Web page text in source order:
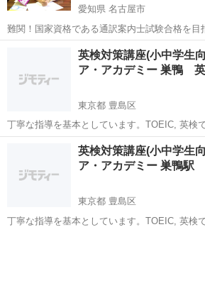
愛知県 名古屋市
難関！国家資格である通訳案内士試験合格を目
観光客の方も増加してきました。講師自身も苦
士。マンツーマンで確実な合格を目指します！
ブ講師が担当することも可能です。面接の...
名古屋市 英検
英検対策講座(小中学生
ア・アカデミー 巣鴨
東京都 豊島区
丁寧な指導を基本としています。TOEIC, 英検
績を出しています。 英検、TOEICは受験の際
く、非常に有利です。授業はプライベートレッ
豊島区 英検
英検対策講座(小中学生
ア・アカデミー 巣鴨
東京都 豊島区
丁寧な指導を基本としています。TOEIC, 英検